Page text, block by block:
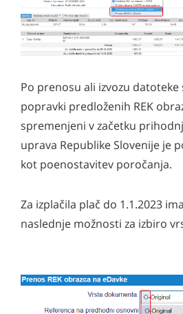
Po prenosu ali izvozu
popravki predloženih REK
spremenjeni v začetku
uprava Republike Slovenije je
kot poenostavitev poročanja.
Za izplačila plač do 1.1.2023
naslednje možnosti za izbiro